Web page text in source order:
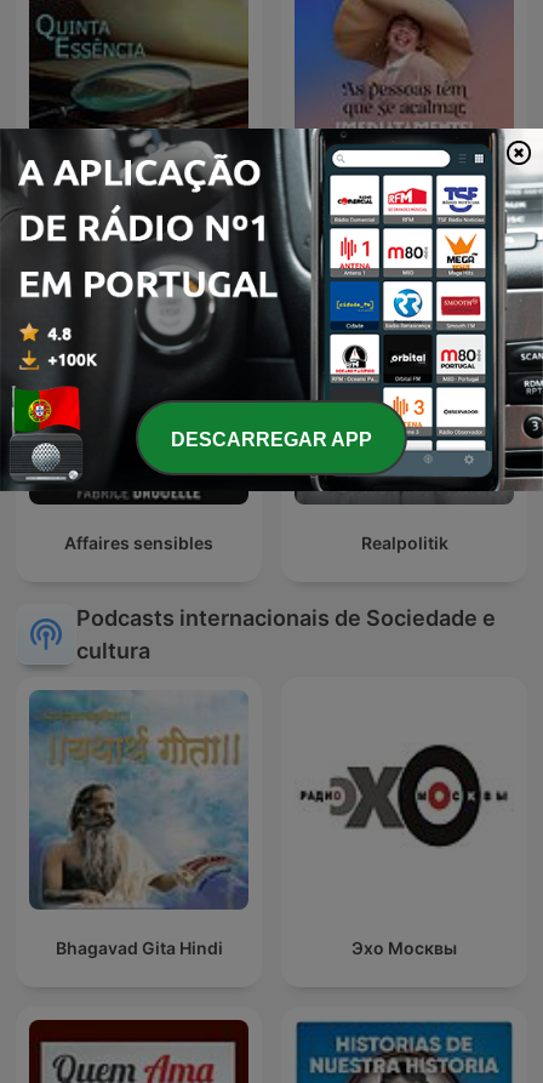
Quinta Essência
Renascença - As pessoas
têm que se acalmar,
imediatamente!
Affaires sensibles Realpolitik
Podcasts internacionais de Sociedade e
cultura
Bhagavad Gita Hindi Эхо Москвы
DESCARREGAR APP